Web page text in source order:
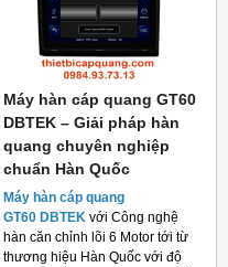
Máy hàn cáp quang GT60
DBTEK – Giải pháp hàn
quang chuyên nghiệp
chuẩn Hàn Quốc
Máy hàn cáp quang
GT60 DBTEK với Công nghệ
hàn căn chỉnh lõi 6 Motor tới từ
thương hiệu Hàn Quốc với độ